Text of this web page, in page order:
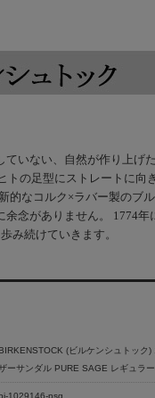
いない、自然が作り上げ
の足型にストレートに向
なコルク×ラバー製のブ
念がありません。 1774年
み続けていきます。
BIRKENSTOCK (ビルケンシュトック
ーサンダル PURE SAGE レギュラ
1029146-psg